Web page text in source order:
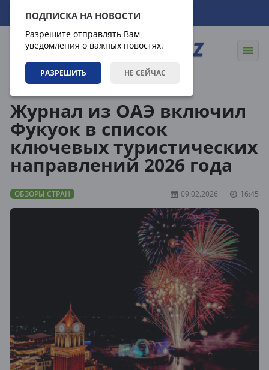
ПОДПИСКА НА НОВОСТИ
Разрешите отправлять Вам
уведомления о важных новостях.
РАЗРЕШИТЬ НЕ СЕЙЧАС
07.08.2026 14:24:37
Журнал из ОАЭ включил
Фукуок в список
ключевых туристических
направлений 2026 года
ОБЗОРЫ СТРАН 09.02.2026 16:45